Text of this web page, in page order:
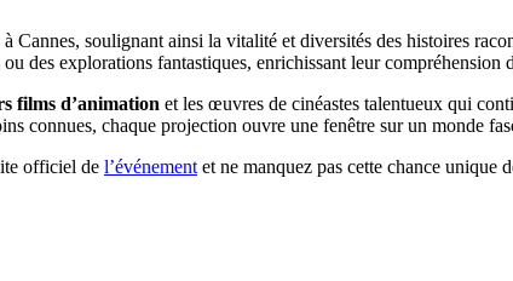
soulignant ainsi la vitalité et diversités des histoires
des explorations fantastiques, enrichissant leur compréhension
films d’animation et les œuvres de cinéastes talentueux qui
connues, chaque projection ouvre une fenêtre sur un monde
officiel de l’événement et ne manquez pas cette chance unique